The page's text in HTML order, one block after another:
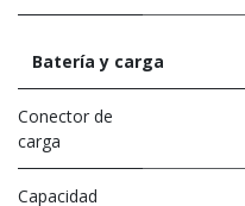
Batería y carga
Conector de
carga
Capacidad